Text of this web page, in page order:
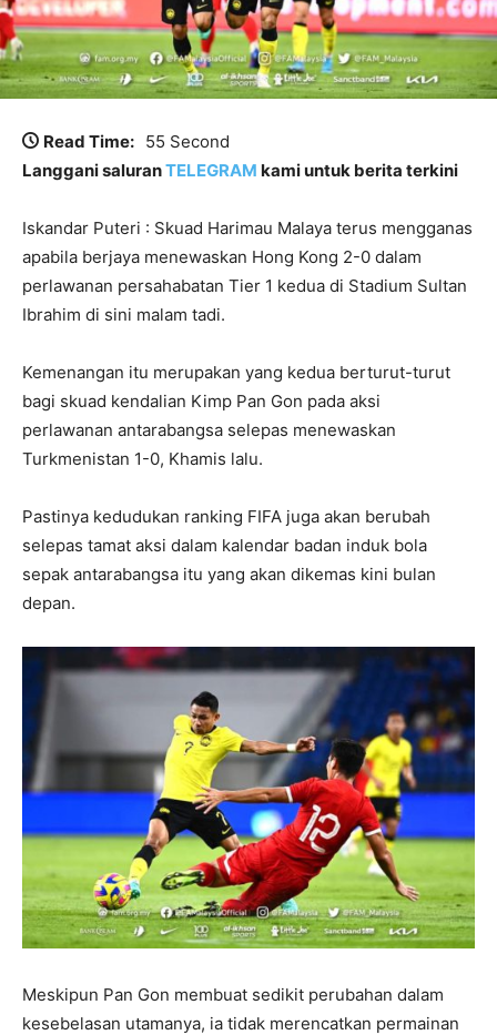
Read Time: 55 Second
Langgani saluranTELEGRAM kami untuk berita terkini
Iskandar Puteri : Skuad Harimau Malaya terus mengganas
apabila berjaya menewaskan Hong Kong 2-0 dalam
perlawanan persahabatan Tier 1 kedua di Stadium Sultan
Ibrahim di sini malam tadi.
Kemenangan itu merupakan yang kedua berturut-turut
bagi skuad kendalian Kimp Pan Gon pada aksi
perlawanan antarabangsa selepas menewaskan
Turkmenistan 1-0, Khamis lalu.
Pastinya kedudukan ranking FIFA juga akan berubah
selepas tamat aksi dalam kalendar badan induk bola
sepak antarabangsa itu yang akan dikemas kini bulan
depan.
Meskipun Pan Gon membuat sedikit perubahan dalam
kesebelasan utamanya, ia tidak merencatkan permainan